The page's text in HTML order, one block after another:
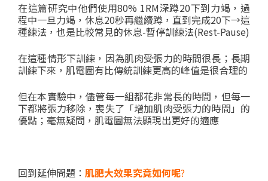
在這篇研究中他們使用80% 1RM深蹲20下到力竭，過
程中一旦力竭，休息20秒再繼續蹲，直到完成20下→這
種練法，也是比較常見的休息-暫停訓練法(Rest-Pause)
在這種情形下訓練，因為肌肉受張力的時間很長；長期
訓練下來，肌電圖有比傳統訓練更高的峰值是很合理的
但在本實驗中，儘管每一組都花非常長的時間，但每一
下都將張力移除，喪失了「增加肌肉受張力的時間」的
優點；毫無疑問，肌電圖無法顯現出更好的適應
回到延伸問題： 肌肥大效果究竟如何呢?